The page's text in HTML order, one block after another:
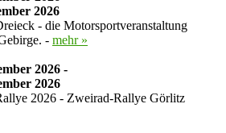
2026
- die Motorsportveranstaltung
- mehr »
2026 -
2026
2026 - Zweirad-Rallye Görlitz